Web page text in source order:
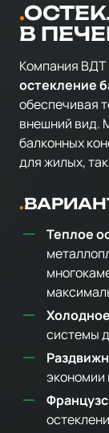
В
Компания ВДТ
остекление
обеспечивая
внешний вид.
балконных
для жилых,
Теплое
системы
экономии